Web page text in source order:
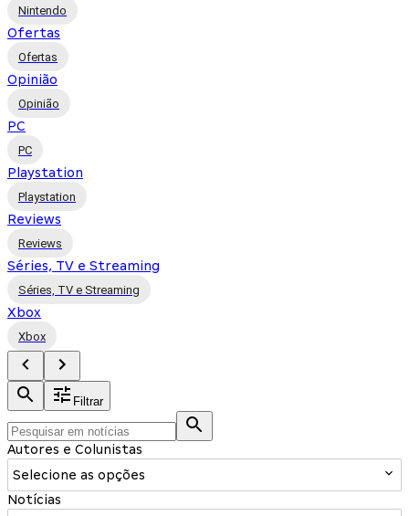
Nintendo
Ofertas
Ofertas
Opinião
Opinião
PC
PC
Playstation
Playstation
Reviews
Reviews
Séries, TV e Streaming
Séries, TV e Streaming
Xbox
Xbox
Filtrar
Autores e Colunistas
Selecione as opções
Notícias